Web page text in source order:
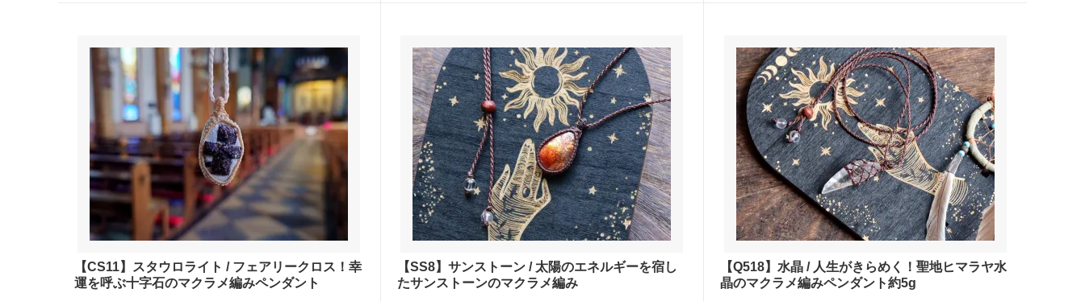
【CS11】スタウロライト / フェアリークロス！幸
運を呼ぶ十字石のマクラメ編みペンダント
【SS8】サンストーン / 太陽のエネルギーを宿し
たサンストーンのマクラメ編み
【Q518】水晶 / 人生がきらめく！聖地ヒマラヤ水
晶のマクラメ編みペンダント約5g